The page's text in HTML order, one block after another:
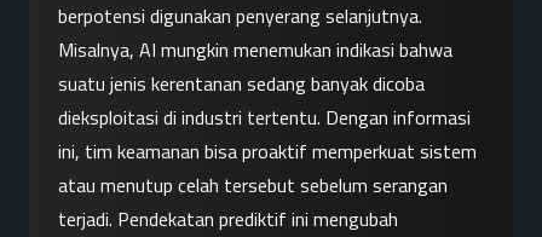
berpotensi digunakan penyerang selanjutnya.
Misalnya, AI mungkin menemukan indikasi bahwa
suatu jenis kerentanan sedang banyak dicoba
dieksploitasi di industri tertentu. Dengan informasi
ini, tim keamanan bisa proaktif memperkuat sistem
atau menutup celah tersebut sebelum serangan
terjadi. Pendekatan prediktif ini mengubah